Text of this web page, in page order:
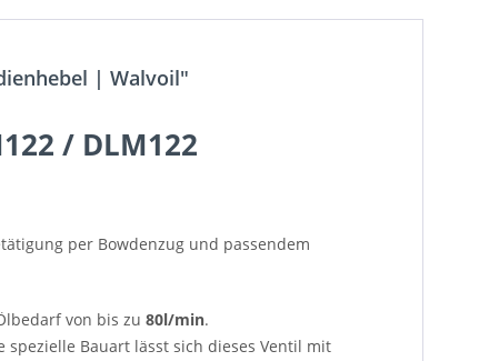
| Walvoil"
/ DLM122
per Bowdenzug und passendem
von bis zu 80l/min.
Bauart lässt sich dieses Ventil mit